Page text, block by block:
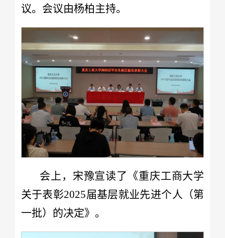
议。会议由杨柏主持。
会上，宋豫宣读了《重庆工商大学
关于表彰2025届基层就业先进个人（第
一批）的决定》。